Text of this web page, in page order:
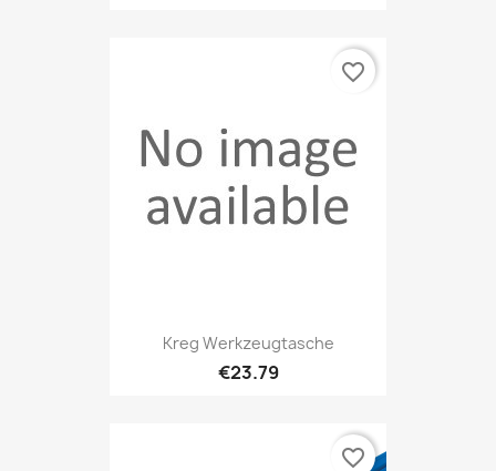
Kreg Werkzeugtasche
€23.79
favorite_border
favorite_border